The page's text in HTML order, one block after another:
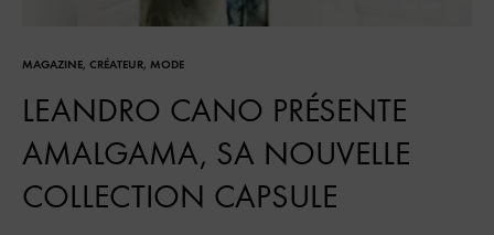
MAGAZINE, CRÉATEUR, MODE
LEANDRO CANO PRÉSENTE
AMALGAMA, SA NOUVELLE
COLLECTION CAPSULE